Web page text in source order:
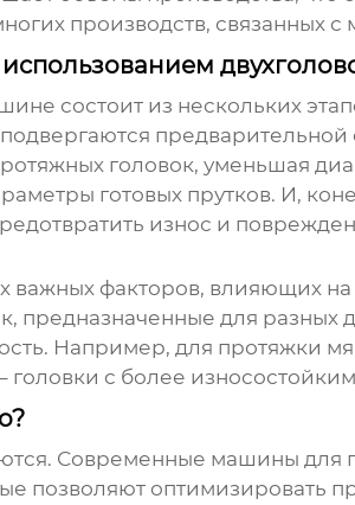
производств, связанных с
состоит из нескольких
предварительной
головок, уменьшая
готовых прутков. И,
износ и
факторов, влияющих на
предназначенные для разных
Например, для протяжки
с более
Современные машины для
позволяют оптимизировать